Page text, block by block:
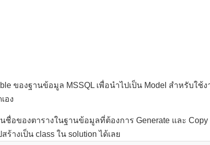
ของฐานข้อมูล MSSQL เพื่อนำไปเป็น Model สำหรับใช้ง
อง
นชื่อของตารางในฐานข้อมูลที่ต้องการ Generate และ Copy
ร้างเป็น class ใน solution ได้เลย